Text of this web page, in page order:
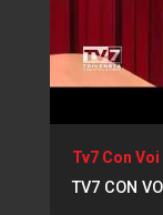
Tv7 Con
TV7 CON